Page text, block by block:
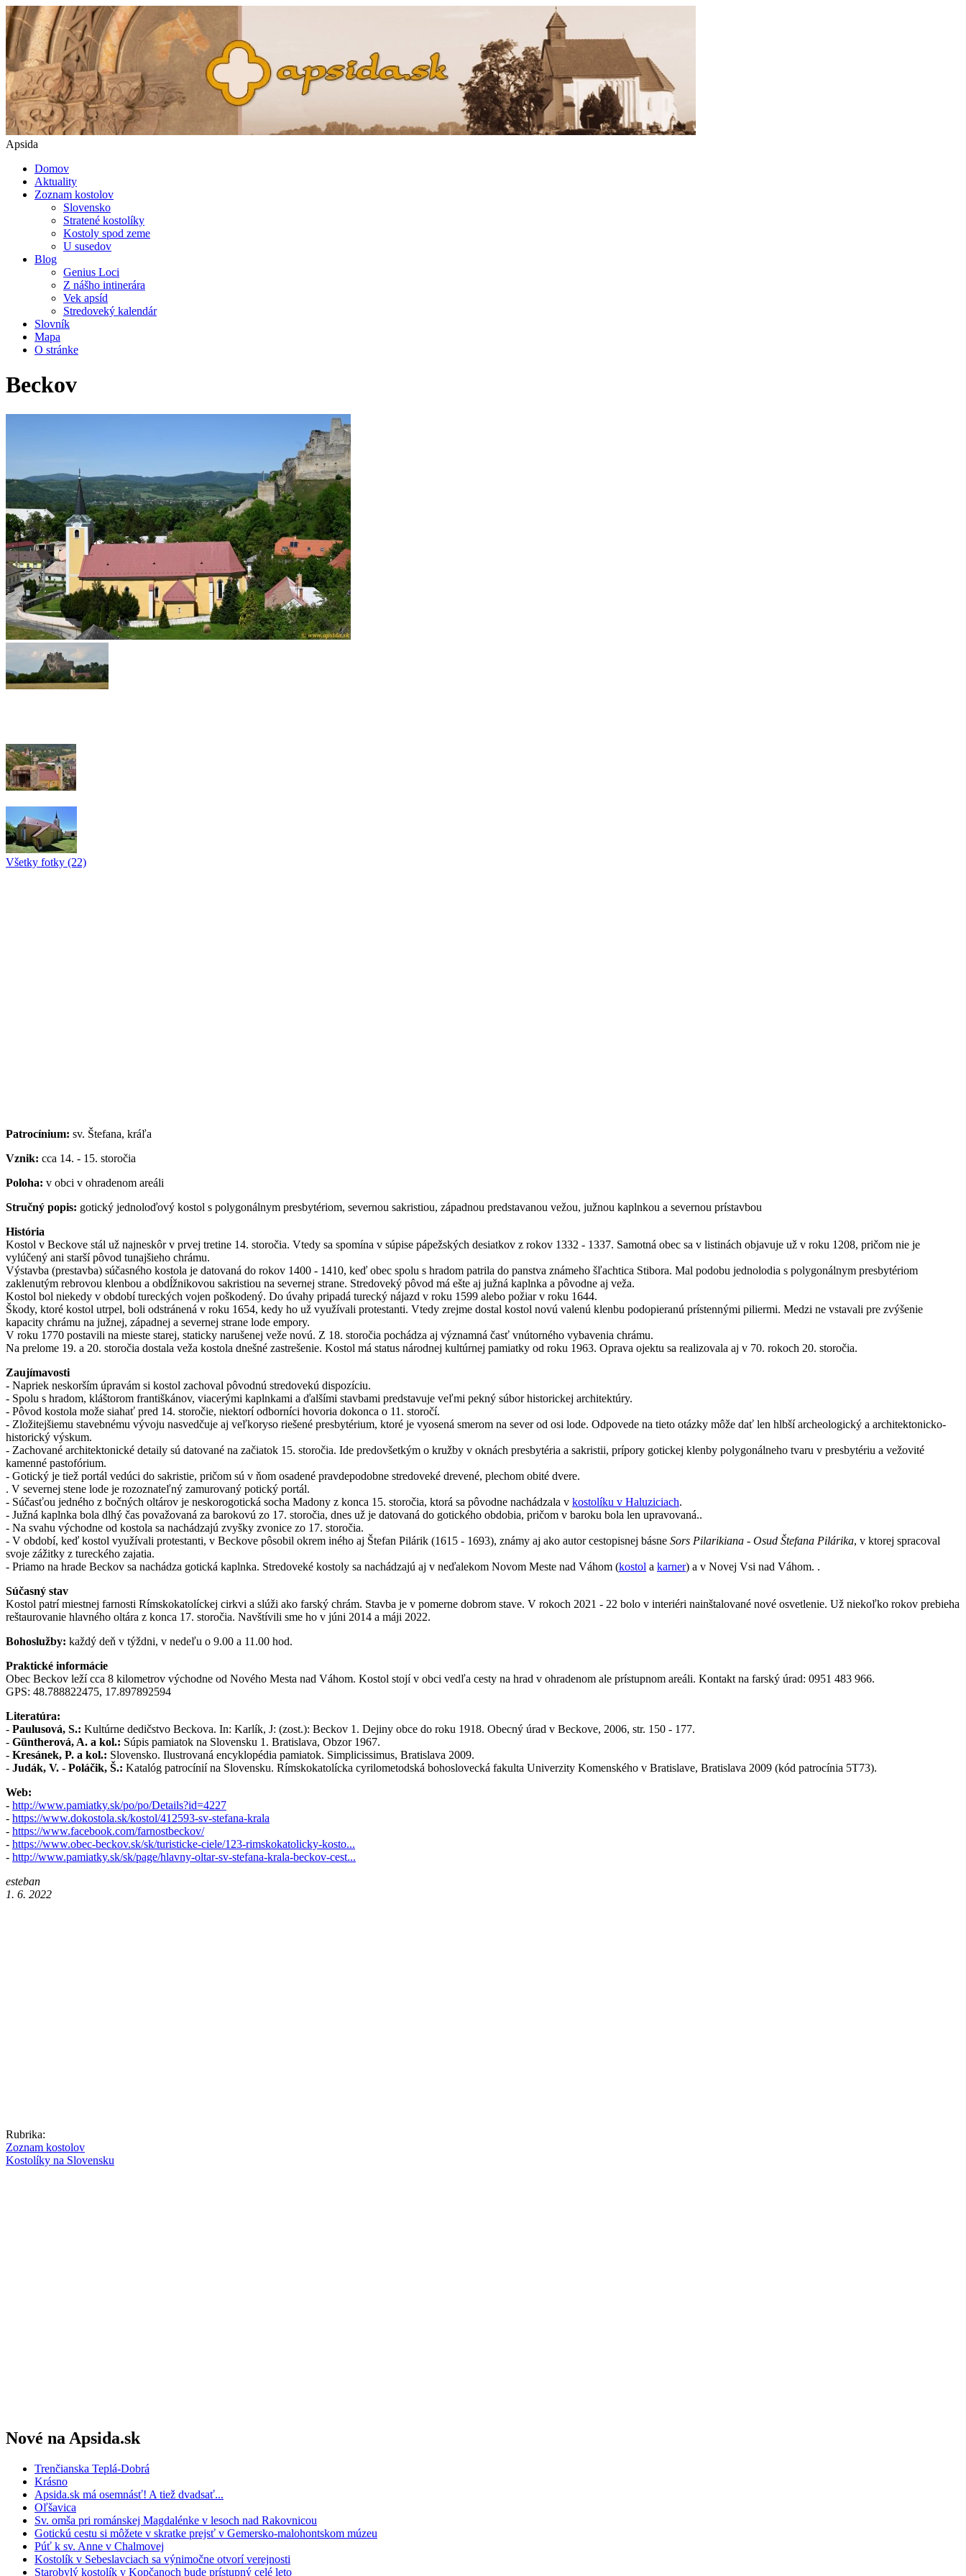
Apsida
Domov
Aktuality
Zoznam kostolov
Slovensko
Stratené kostolíky
Kostoly spod zeme
U susedov
Blog
Genius Loci
Z nášho intinerára
Vek apsíd
Stredoveký kalendár
Slovník
Mapa
O stránke
Beckov
Všetky fotky (22)
Patrocínium: sv. Štefana, kráľa
Vznik: cca 14. - 15. storočia
Poloha: v obci v ohradenom areáli
Stručný popis: gotický jednoloďový kostol s polygonálnym presbytériom, severnou sakristiou, západnou predstavanou vežou, južnou kaplnkou a severnou prístavbou
História
Kostol v Beckove stál už najneskôr v prvej tretine 14. storočia. Vtedy sa spomína v súpise pápežských desiatkov z rokov 1332 - 1337. Samotná obec sa v listinách objavuje už v roku 1208, pričom nie je
vylúčený ani starší pôvod tunajšieho chrámu.
Výstavba (prestavba) súčasného kostola je datovaná do rokov 1400 - 1410, keď obec spolu s hradom patrila do panstva známeho šľachtica Stibora. Mal podobu jednolodia s polygonálnym presbytériom
zaklenutým rebrovou klenbou a obdĺžnikovou sakristiou na severnej strane. Stredoveký pôvod má ešte aj južná kaplnka a pôvodne aj veža.
Kostol bol niekedy v období tureckých vojen poškodený. Do úvahy pripadá turecký nájazd v roku 1599 alebo požiar v roku 1644.
Škody, ktoré kostol utrpel, boli odstránená v roku 1654, kedy ho už využívali protestanti. Vtedy zrejme dostal kostol novú valenú klenbu podopieranú prístennými piliermi. Medzi ne vstavali pre zvýšenie
kapacity chrámu na južnej, západnej a severnej strane lode empory.
V roku 1770 postavili na mieste starej, staticky narušenej veže novú. Z 18. storočia pochádza aj významná časť vnútorného vybavenia chrámu.
Na prelome 19. a 20. storočia dostala veža kostola dnešné zastrešenie. Kostol má status národnej kultúrnej pamiatky od roku 1963. Oprava ojektu sa realizovala aj v 70. rokoch 20. storočia.
Zaujímavosti
- Napriek neskorším úpravám si kostol zachoval pôvodnú stredovekú dispozíciu.
- Spolu s hradom, kláštorom františkánov, viacerými kaplnkami a ďalšími stavbami predstavuje veľmi pekný súbor historickej architektúry.
- Pôvod kostola može siahať pred 14. storočie, niektorí odborníci hovoria dokonca o 11. storočí.
- Zložitejšiemu stavebnému vývoju nasvedčuje aj veľkoryso riešené presbytérium, ktoré je vyosená smerom na sever od osi lode. Odpovede na tieto otázky môže dať len hlbší archeologický a architektonicko-
historický výskum.
- Zachované architektonické detaily sú datované na začiatok 15. storočia. Ide predovšetkým o kružby v oknách presbytéria a sakristii, prípory gotickej klenby polygonálneho tvaru v presbytériu a vežovité
kamenné pastofórium.
- Gotický je tiež portál vedúci do sakristie, pričom sú v ňom osadené pravdepodobne stredoveké drevené, plechom obité dvere.
. V severnej stene lode je rozoznateľný zamurovaný potický portál.
- Súčasťou jedného z bočných oltárov je neskorogotická socha Madony z konca 15. storočia, ktorá sa pôvodne nachádzala v kostolíku v Haluziciach.
- Južná kaplnka bola dlhý čas považovaná za barokovú zo 17. storočia, dnes už je datovaná do gotického obdobia, pričom v baroku bola len upravovaná..
- Na svahu východne od kostola sa nachádzajú zvyšky zvonice zo 17. storočia.
- V období, keď kostol využívali protestanti, v Beckove pôsobil okrem iného aj Štefan Pilárik (1615 - 1693), známy aj ako autor cestopisnej básne Sors Pilarikiana - Osud Štefana Pilárika, v ktorej spracoval
svoje zážitky z tureckého zajatia.
- Priamo na hrade Beckov sa nachádza gotická kaplnka. Stredoveké kostoly sa nachádzajú aj v neďalekom Novom Meste nad Váhom (kostol a karner) a v Novej Vsi nad Váhom. .
Súčasný stav
Kostol patrí miestnej farnosti Rímskokatolíckej cirkvi a slúži ako farský chrám. Stavba je v pomerne dobrom stave. V rokoch 2021 - 22 bolo v interiéri nainštalované nové osvetlenie. Už niekoľko rokov prebieha
reštaurovanie hlavného oltára z konca 17. storočia. Navštívili sme ho v júni 2014 a máji 2022.
Bohoslužby: každý deň v týždni, v nedeľu o 9.00 a 11.00 hod.
Praktické informácie
Obec Beckov leží cca 8 kilometrov východne od Nového Mesta nad Váhom. Kostol stojí v obci vedľa cesty na hrad v ohradenom ale prístupnom areáli. Kontakt na farský úrad: 0951 483 966.
GPS: 48.788822475, 17.897892594
Literatúra:
- Paulusová, S.: Kultúrne dedičstvo Beckova. In: Karlík, J: (zost.): Beckov 1. Dejiny obce do roku 1918. Obecný úrad v Beckove, 2006, str. 150 - 177.
- Güntherová, A. a kol.: Súpis pamiatok na Slovensku 1. Bratislava, Obzor 1967.
- Kresánek, P. a kol.: Slovensko. Ilustrovaná encyklopédia pamiatok. Simplicissimus, Bratislava 2009.
- Judák, V. - Poláčik, Š.: Katalóg patrocínií na Slovensku. Rímskokatolícka cyrilometodská bohoslovecká fakulta Univerzity Komenského v Bratislave, Bratislava 2009 (kód patrocínia 5T73).
Web:
- http://www.pamiatky.sk/po/po/Details?id=4227
- https://www.dokostola.sk/kostol/412593-sv-stefana-krala
- https://www.facebook.com/farnostbeckov/
- https://www.obec-beckov.sk/sk/turisticke-ciele/123-rimskokatolicky-kosto...
- http://www.pamiatky.sk/sk/page/hlavny-oltar-sv-stefana-krala-beckov-cest...
esteban
1. 6. 2022
Rubrika:
Zoznam kostolov
Kostolíky na Slovensku
Nové na Apsida.sk
Trenčianska Teplá-Dobrá
Krásno
Apsida.sk má osemnásť! A tiež dvadsať...
Oľšavica
Sv. omša pri románskej Magdalénke v lesoch nad Rakovnicou
Gotickú cestu si môžete v skratke prejsť v Gemersko-malohontskom múzeu
Púť k sv. Anne v Chalmovej
Kostolík v Sebeslavciach sa výnimočne otvorí verejnosti
Starobylý kostolík v Kopčanoch bude prístupný celé leto